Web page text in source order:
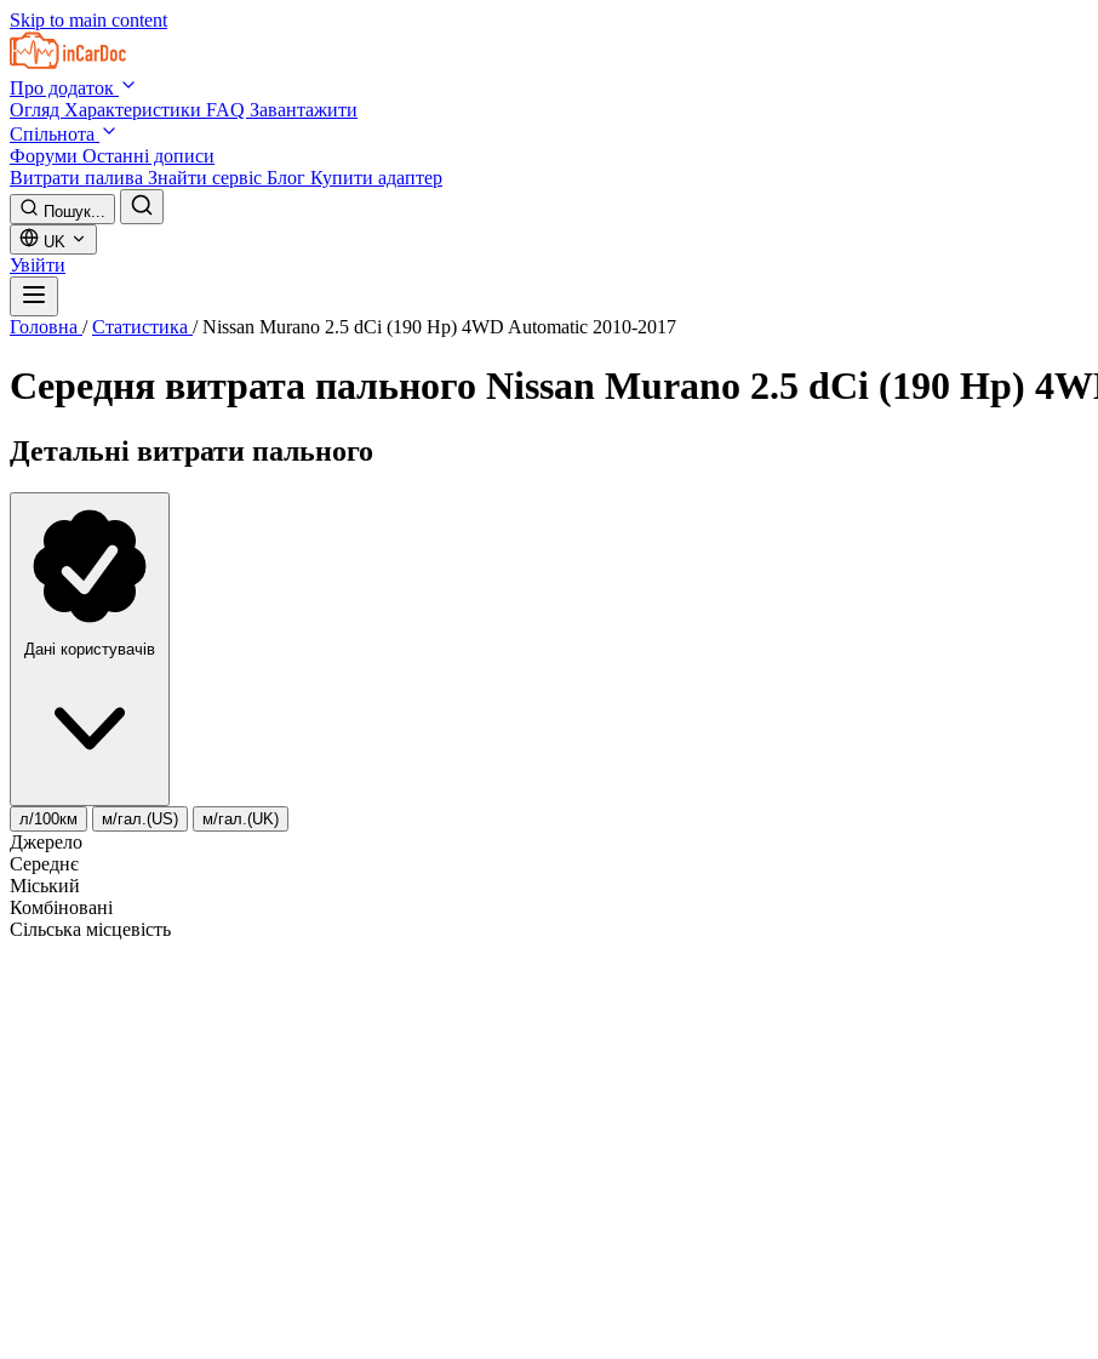
Skip to main content
Про додаток
Огляд Характеристики FAQ Завантажити
Спільнота
Форуми Останні дописи
Витрати палива Знайти сервіс Блог Купити адаптер
Пошук...
UK
Увійти
Головна / Статистика / Nissan Murano 2.5 dCi (190 Hp) 4WD Automatic 2010-2017
Середня витрата пального Nissan Murano 2.5 dCi (190 Hp)
Детальні витрати пального
Дані користувачів
л/100км м/гал.(US) м/гал.(UK)
Джерело
Середнє
Міський
Комбіновані
Сільська місцевість